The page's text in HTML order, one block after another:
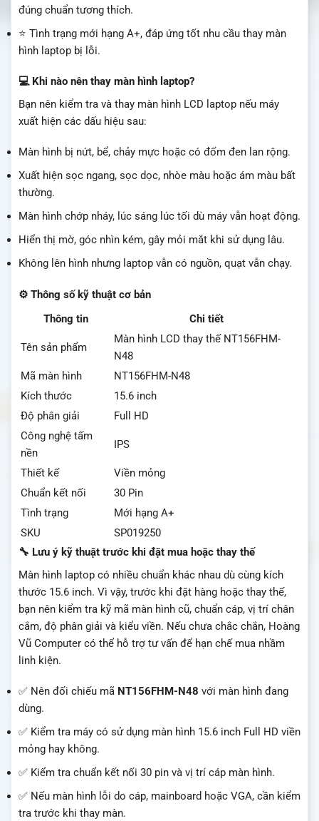
đúng chuẩn tương thích.
⭐ Tình trạng mới hạng A+, đáp ứng tốt nhu cầu thay màn
hình laptop bị lỗi.
💻 Khi nào nên thay màn hình laptop?
Bạn nên kiểm tra và thay màn hình LCD laptop nếu máy
xuất hiện các dấu hiệu sau:
Màn hình bị nứt, bể, chảy mực hoặc có đốm đen lan rộng.
Xuất hiện sọc ngang, sọc dọc, nhòe màu hoặc ám màu bất
thường.
Màn hình chớp nháy, lúc sáng lúc tối dù máy vẫn hoạt động.
Hiển thị mờ, góc nhìn kém, gây mỏi mắt khi sử dụng lâu.
Không lên hình nhưng laptop vẫn có nguồn, quạt vẫn chạy.
⚙️ Thông số kỹ thuật cơ bản
Thông tin
Chi tiết
Tên sản phẩm
Màn hình LCD thay thế NT156FHM-
N48
Mã màn hình
NT156FHM-N48
Kích thước
15.6 inch
Độ phân giải
Full HD
Công nghệ tấm
nền
IPS
Thiết kế
Viền mỏng
Chuẩn kết nối
30 Pin
Tình trạng
Mới hạng A+
SKU
SP019250
🔧 Lưu ý kỹ thuật trước khi đặt mua hoặc thay thế
Màn hình laptop có nhiều chuẩn khác nhau dù cùng kích
thước 15.6 inch. Vì vậy, trước khi đặt hàng hoặc thay thế,
bạn nên kiểm tra kỹ mã màn hình cũ, chuẩn cáp, vị trí chân
cắm, độ phân giải và kiểu viền. Nếu chưa chắc chắn, Hoàng
Vũ Computer có thể hỗ trợ tư vấn để hạn chế mua nhầm
linh kiện.
✅ Nên đối chiếu mã NT156FHM-N48 với màn hình đang
dùng.
✅ Kiểm tra máy có sử dụng màn hình 15.6 inch Full HD viền
mỏng hay không.
✅ Kiểm tra chuẩn kết nối 30 pin và vị trí cáp màn hình.
✅ Nếu màn hình lỗi do cáp, mainboard hoặc VGA, cần kiểm
tra trước khi thay màn.